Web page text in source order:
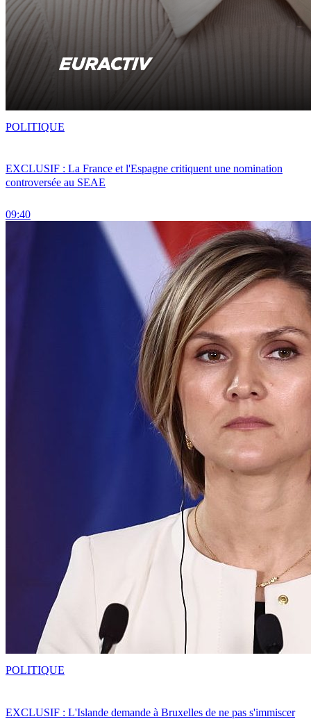
EXCLUSIF : La France et l'Espagne critiquent une nomination
controversée au SEAE
09:40
POLITIQUE
EXCLUSIF : L'Islande demande à Bruxelles de ne pas s'immiscer
POLITIQUE